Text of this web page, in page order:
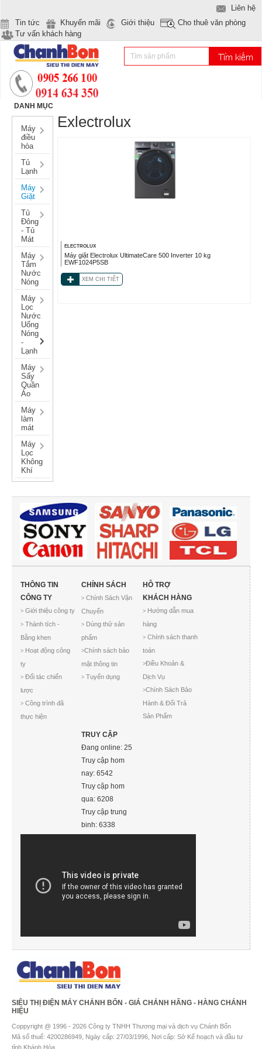
Liên hệ
Tin tức
Khuyến mãi Giới thiệu
Cho thuê văn phòng
Tư vấn khách hàng
DANH MỤC
Máy
điều
hòa
Tủ
Lạnh
Máy
Giặt
Tủ
Đông
- Tủ
Mát
Máy
Tắm
Nước
Nóng
Máy
Lọc
Nước
Uống
Nóng
-
Lạnh
Máy
Sấy
Quần
Áo
Máy
làm
mát
Máy
Lọc
Không
Khí
Exlectrolux
ELECTROLUX
Máy giặt Electrolux UltimateCare 500 Inverter 10 kg
EWF1024P5SB
XEM CHI TIẾT
THÔNG TIN
CÔNG TY
> Giới thiệu công ty
> Thành tích -
Bằng khen
> Hoạt động công
ty
> Đối tác chiến
lược
> Công trình đã
thực hiện
CHÍNH SÁCH
> Chính Sách Vận
Chuyển
> Dùng thử sản
phẩm
>Chính sách bảo
mật thông tin
> Tuyển dụng
HỖ TRỢ
KHÁCH HÀNG
>Hướng dẫn mua
hàng
>Chính sách thanh
toán
>Điều Khoản &
Dịch Vụ
>Chính Sách Bảo
Hành & Đổi Trả
Sản Phẩm
TRUY CẬP
Đang online: 25
Truy cập hom
nay: 6542
Truy cập hom
qua: 6208
Truy cập trung
binh: 6338
SIÊU THỊ ĐIỆN MÁY CHÁNH BỔN - GIÁ CHÁNH HÃNG - HÀNG CHÁNH
HIỆU
Coppyright @ 1996 - 2026 Công ty TNHH Thương mại và dịch vụ Chánh Bổn
Mã số thuế: 4200286949, Ngày cấp: 27/03/1996, Nơi cấp: Sở Kế hoạch và đầu tư
tỉnh Khánh Hòa